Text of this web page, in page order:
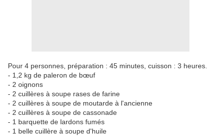
Pour 4 personnes, préparation : 45 minutes, cuisson : 3 heures.
- 1,2 kg de paleron de bœuf
- 2 oignons
- 2 cuillères à soupe rases de farine
- 2 cuillères à soupe de moutarde à l'ancienne
- 2 cuillères à soupe de cassonade
- 1 barquette de lardons fumés
- 1 belle cuillère à soupe d'huile